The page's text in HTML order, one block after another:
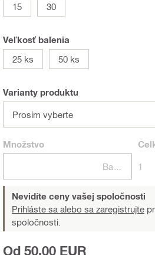
15
30
Veľkosť balenia
25 ks
50 ks
Varianty produktu
Prosím vyberte
Množstvo
1
Nevidíte ceny vašej spoločnosti
Prihláste sa alebo sa zaregistrujte
spoločnosti.
Od 50,00 EUR